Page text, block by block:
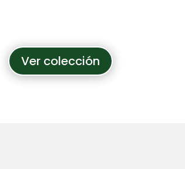
Ver colección